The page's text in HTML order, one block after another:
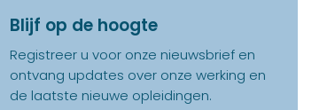
Blijf op de hoogte
Registreer u voor onze nieuwsbrief en
ontvang updates over onze werking en
de laatste nieuwe opleidingen.